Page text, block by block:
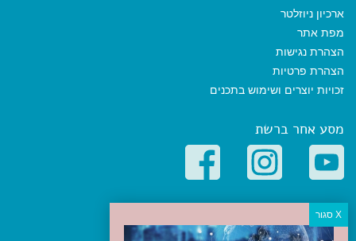
ארכיון ניוזלטר
מפת אתר
הצהרת נגישות
הצהרת פרטיות
זכויות יוצרים ושימוש בתכנים
מסע אחר ברשת
קטגוריות פופולריות
יעדים